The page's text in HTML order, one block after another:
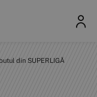
din SUPERLIGĂ